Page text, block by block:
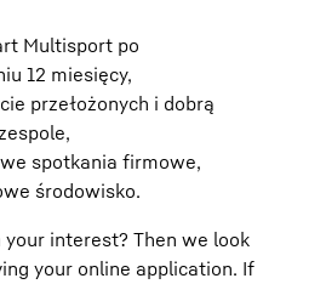
Multisport po
12 miesięcy,
przełożonych i dobrą
spotkania firmowe,
środowisko.
your interest? Then we look
your online application. If